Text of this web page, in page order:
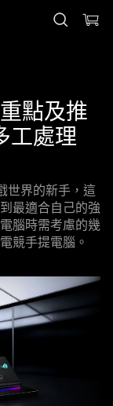
點及推
工處理
世界的新手，這
最適合自己的強
腦時需考慮的幾
競手提電腦。